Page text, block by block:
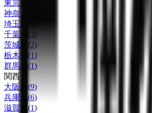
東京都
神奈川県
埼玉県
千葉県
(3)
茨城県 (2)
栃木県 (1)
群馬県 (1)
関西
大阪府 (9)
兵庫県 (6)
滋賀県 (1)